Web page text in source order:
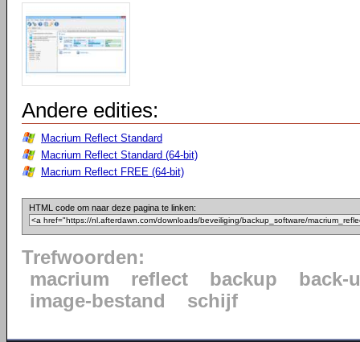
Andere edities:
Macrium Reflect Standard
Macrium Reflect Standard (64-bit)
Macrium Reflect FREE (64-bit)
HTML code om naar deze pagina te linken:
Trefwoorden:
macrium
reflect backup
back-
image-bestand
schijf